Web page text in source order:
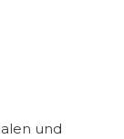
und